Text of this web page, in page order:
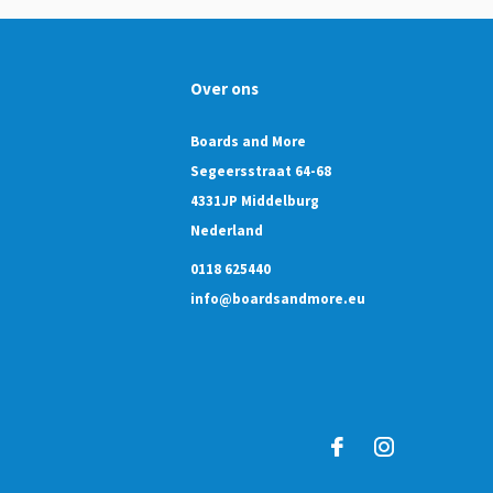
Over ons
Boards and More
Segeersstraat 64-68
4331JP Middelburg
Nederland
0118 625440
info@boardsandmore.eu